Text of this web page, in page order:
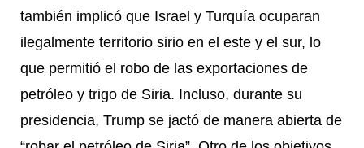
también implicó que Israel y Turquía ocuparan
ilegalmente territorio sirio en el este y el sur, lo
que permitió el robo de las exportaciones de
petróleo y trigo de Siria. Incluso, durante su
presidencia, Trump se jactó de manera abierta de